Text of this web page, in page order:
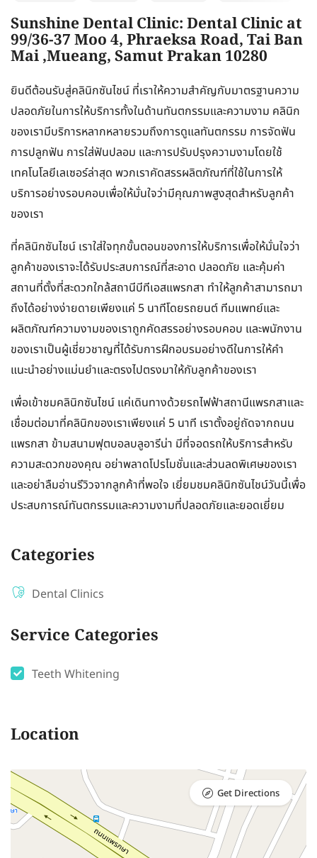
Sunshine Dental Clinic: Dental Clinic at
99/36-37 Moo 4, Phraeksa Road, Tai Ban
Mai ,Mueang, Samut Prakan 10280
ยินดีต้อนรับสู่คลินิกซันไชน์ ที่เราให้ความสำคัญกับมาตรฐานความ
ปลอดภัยในการให้บริการทั้งในด้านทันตกรรมและความงาม คลินิก
ของเรามีบริการหลากหลายรวมถึงการดูแลทันตกรรม การจัดฟัน
การปลูกฟัน การใส่ฟันปลอม และการปรับปรุงความงามโดยใช้
เทคโนโลยีเลเซอร์ล่าสุด พวกเราคัดสรรผลิตภัณฑ์ที่ใช้ในการให้
บริการอย่างรอบคอบเพื่อให้มั่นใจว่ามีคุณภาพสูงสุดสำหรับลูกค้า
ของเรา
ที่คลินิกซันไชน์ เราใส่ใจทุกขั้นตอนของการให้บริการเพื่อให้มั่นใจว่า
ลูกค้าของเราจะได้รับประสบการณ์ที่สะอาด ปลอดภัย และคุ้มค่า
สถานที่ตั้งที่สะดวกใกล้สถานีบีทีเอสแพรกสา ทำให้ลูกค้าสามารถมา
ถึงได้อย่างง่ายดายเพียงแค่ 5 นาทีโดยรถยนต์ ทีมแพทย์และ
ผลิตภัณฑ์ความงามของเราถูกคัดสรรอย่างรอบคอบ และพนักงาน
ของเราเป็นผู้เชี่ยวชาญที่ได้รับการฝึกอบรมอย่างดีในการให้คำ
แนะนำอย่างแม่นยำและตรงไปตรงมาให้กับลูกค้าของเรา
เพื่อเข้าชมคลินิกซันไชน์ แค่เดินทางด้วยรถไฟฟ้าสถานีแพรกสาและ
เชื่อมต่อมาที่คลินิกของเราเพียงแค่ 5 นาที เราตั้งอยู่ถัดจากถนน
แพรกสา ข้ามสนามฟุตบอลบลูอารีน่า มีที่จอดรถให้บริการสำหรับ
ความสะดวกของคุณ อย่าพลาดโปรโมชั่นและส่วนลดพิเศษของเรา
และอย่าลืมอ่านรีวิวจากลูกค้าที่พอใจ เยี่ยมชมคลินิกซันไชน์วันนี้เพื่อ
ประสบการณ์ทันตกรรมและความงามที่ปลอดภัยและยอดเยี่ยม
Categories
Dental Clinics
Service Categories
Teeth Whitening
Location
Get Directions